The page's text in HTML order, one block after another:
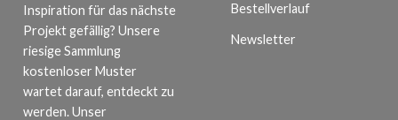
Inspiration für das nächste
Projekt gefällig? Unsere
riesige Sammlung
kostenloser Muster
wartet darauf, entdeckt zu
werden. Unser
Bestellverlauf
Newsletter